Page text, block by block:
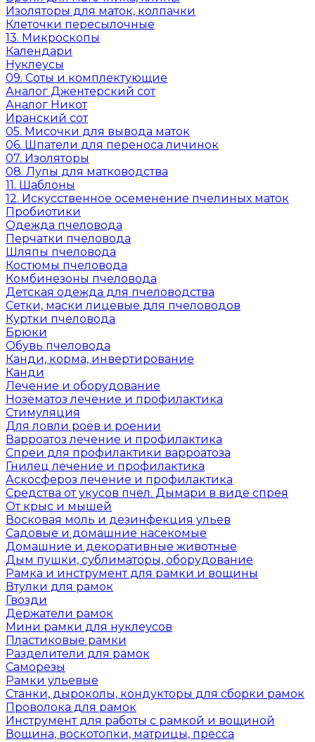
Изоляторы для маток, колпачки
Клеточки пересылочные
13. Микроскопы
Календари
Нуклеусы
09. Соты и комплектующие
Аналог Джентерский сот
Аналог Никот
Иранский сот
05. Мисочки для вывода маток
06. Шпатели для переноса личинок
07. Изоляторы
08. Лупы для матководства
11. Шаблоны
12. Искусственное осеменение пчелиных маток
Пробиотики
Одежда пчеловода
Перчатки пчеловода
Шляпы пчеловода
Костюмы пчеловода
Комбинезоны пчеловода
Детская одежда для пчеловодства
Сетки, маски лицевые для пчеловодов
Куртки пчеловода
Брюки
Обувь пчеловода
Канди, корма, инвертирование
Канди
Лечение и оборудование
Нозематоз лечение и профилактика
Стимуляция
Для ловли роёв и роении
Варроатоз лечение и профилактика
Спреи для профилактики варроатоза
Гнилец лечение и профилактика
Аскосфероз лечение и профилактика
Средства от укусов пчел. Дымари в виде спрея
От крыс и мышей
Восковая моль и дезинфекция ульев
Садовые и домашние насекомые
Домашние и декоративные животные
Дым пушки, сублиматоры, оборудование
Рамка и инструмент для рамки и вощины
Втулки для рамок
Гвозди
Держатели рамок
Мини рамки для нуклеусов
Пластиковые рамки
Разделители для рамок
Саморезы
Рамки ульевые
Станки, дыроколы, кондукторы для сборки рамок
Проволока для рамок
Инструмент для работы с рамкой и вощиной
Вощина, воскотопки, матрицы, пресса